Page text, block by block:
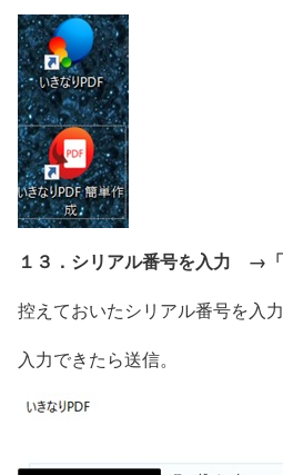
１３．シリアル番号を入力 →「
控えておいたシリアル番号を入力
入力できたら送信。